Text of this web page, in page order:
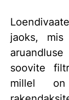
jaoks, mis
soovite
millel on